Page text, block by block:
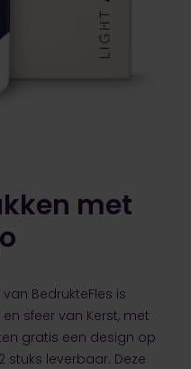
met
BedrukteFles is
sfeer van Kerst, met
gratis een design op
stuks leverbaar. Deze